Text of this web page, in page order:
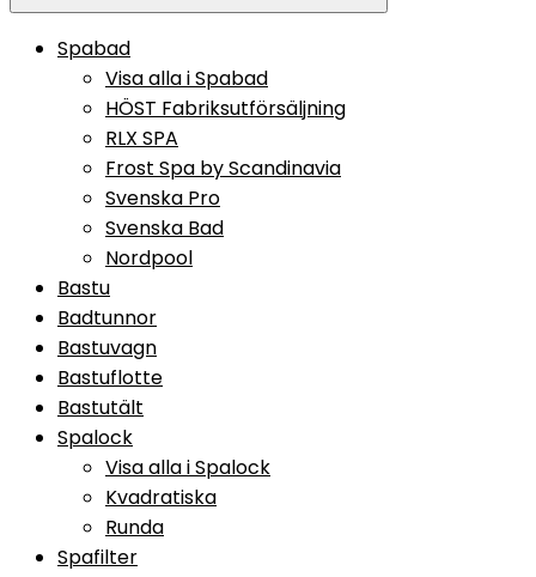
Spabad
Visa alla i Spabad
HÖST Fabriksutförsäljning
RLX SPA
Frost Spa by Scandinavia
Svenska Pro
Svenska Bad
Nordpool
Bastu
Badtunnor
Bastuvagn
Bastuflotte
Bastutält
Spalock
Visa alla i Spalock
Kvadratiska
Runda
Spafilter